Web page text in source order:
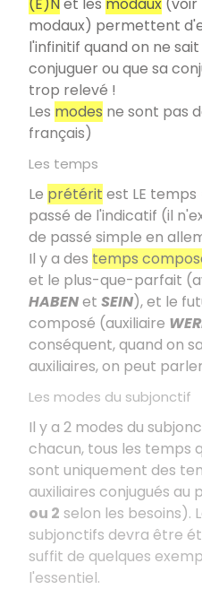
modaux) permettent
l'infinitif quand on ne
conjuguer ou que sa
trop relevé !
Les modes ne sont pas
français)
Les temps
Le prétérit est LE
passé de l'indicatif (il
de passé simple en
Il y a des temps
et le plus-que-parfait
HABENet SEIN), et le
composé (auxiliaire
conséquent, quand on
auxiliaires, on peut
Les modes du subjonctif
Il y a 2 modes du
chacun, tous les temps
sont uniquement des
auxiliaires conjugués au
ou 2 selon les besoins).
subjonctifs devra être
suffit de quelques
l'essentiel.